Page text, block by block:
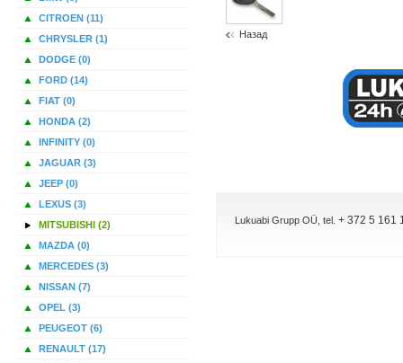
CITROEN (11)
CHRYSLER (1)
DODGE (0)
FORD (14)
FIAT (0)
HONDA (2)
INFINITY (0)
JAGUAR (3)
JEEP (0)
LEXUS (3)
MITSUBISHI (2)
MAZDA (0)
MERCEDES (3)
NISSAN (7)
OPEL (3)
PEUGEOT (6)
RENAULT (17)
Назад
Lukuabi Grupp OÜ, tel. + 372 5 161